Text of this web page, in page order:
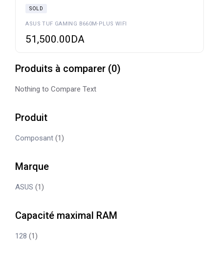
SOLD
ASUS TUF GAMING B660M-PLUS WIFI
51,500.00DA
Produits à comparer (0)
Nothing to Compare Text
Produit
Composant (1)
Marque
ASUS (1)
Capacité maximal RAM
128 (1)